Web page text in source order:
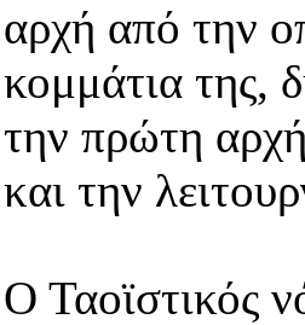
αρχή από την
κομμάτια της,
την πρώτη
και την
Ο Ταοϊστικός